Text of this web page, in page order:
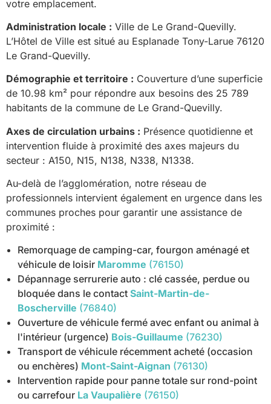
votre emplacement.
Administration locale : Ville de Le Grand-Quevilly.
L’Hôtel de Ville est situé au Esplanade Tony-Larue 76120
Le Grand-Quevilly.
Démographie et territoire : Couverture d’une superficie
de 10.98 km² pour répondre aux besoins des 25 789
habitants de la commune de Le Grand-Quevilly.
Axes de circulation urbains : Présence quotidienne et
intervention fluide à proximité des axes majeurs du
secteur : A150, N15, N138, N338, N1338.
Au-delà de l’agglomération, notre réseau de
professionnels intervient également en urgence dans les
communes proches pour garantir une assistance de
proximité :
Remorquage de camping-car, fourgon aménagé et
véhicule de loisir Maromme (76150)
Dépannage serrurerie auto : clé cassée, perdue ou
bloquée dans le contact Saint-Martin-de-
Boscherville (76840)
Ouverture de véhicule fermé avec enfant ou animal à
l'intérieur (urgence) Bois-Guillaume (76230)
Transport de véhicule récemment acheté (occasion
ou enchères) Mont-Saint-Aignan (76130)
Intervention rapide pour panne totale sur rond-point
ou carrefour La Vaupalière (76150)